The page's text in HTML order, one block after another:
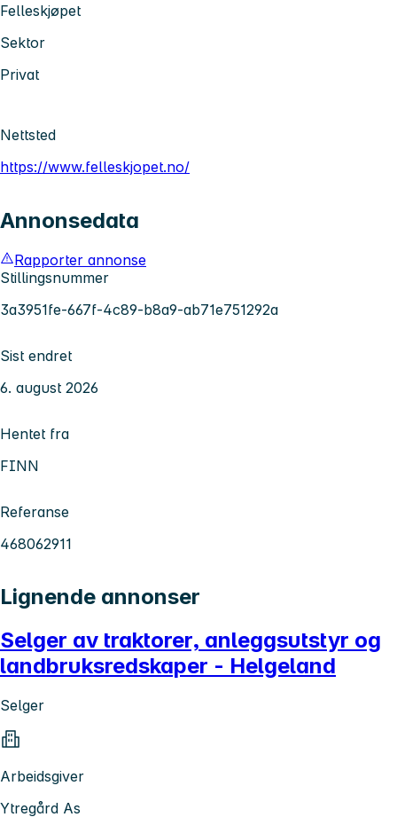
Felleskjøpet
Sektor
Privat
Nettsted
https://www.felleskjopet.no/
Annonsedata
Rapporter annonse
Stillingsnummer
3a3951fe-667f-4c89-b8a9-ab71e751292a
Sist endret
6. august 2026
Hentet fra
FINN
Referanse
468062911
Lignende annonser
Selger av traktorer, anleggsutstyr og
landbruksredskaper - Helgeland
Selger
Arbeidsgiver
Ytregård As